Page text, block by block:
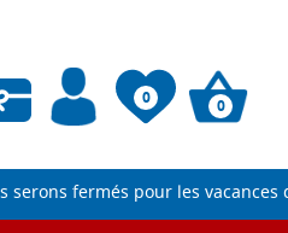
0
vide
0
fermés pour les vacances